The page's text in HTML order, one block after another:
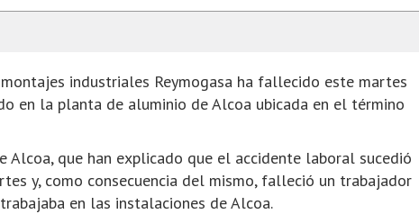
industriales Reymogasa ha fallecido este martes
en la planta de aluminio de Alcoa ubicada en el término
Alcoa, que han explicado que el accidente laboral sucedió
y, como consecuencia del mismo, falleció un trabajador
en las instalaciones de Alcoa.